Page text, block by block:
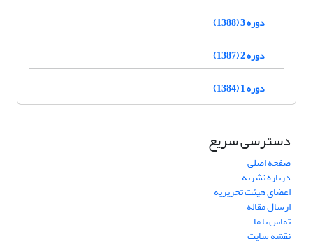
دوره 3 (1388)
دوره 2 (1387)
دوره 1 (1384)
دسترسی سریع
صفحه اصلی
درباره نشریه
اعضای هیئت تحریریه
ارسال مقاله
تماس با ما
نقشه سایت